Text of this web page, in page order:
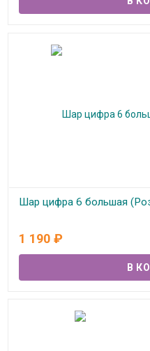
Шар цифра 6 большая
1 190 ₽